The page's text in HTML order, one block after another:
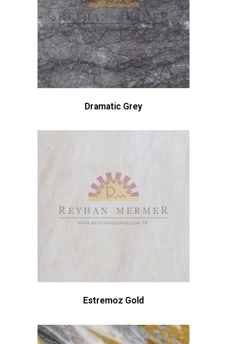
Dramatic Grey
Estremoz Gold